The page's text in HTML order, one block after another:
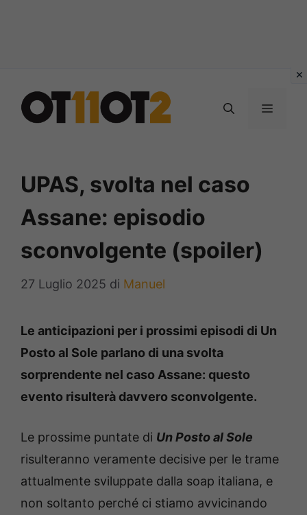
contenuto
MENU
UPAS, svolta nel caso
Assane: episodio
sconvolgente (spoiler)
27 Luglio 2025 di Manuel
Le anticipazioni per i prossimi episodi di Un
Posto al Sole parlano di una svolta
sorprendente nel caso Assane: questo
evento risulterà davvero sconvolgente.
Le prossime puntate di Un Posto al Sole
risulteranno veramente decisive per le trame
attualmente sviluppate dalla soap italiana, e
non soltanto perché ci stiamo avvicinando